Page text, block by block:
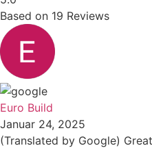
Based on 19 Reviews
Euro Build
Januar 24, 2025
(Translated by Google)